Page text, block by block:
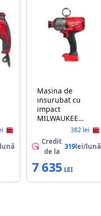
Masina de
insurubat cu
impact
MILWAUKEE
M18ONEFHIWH716-
382 lei
Credit
de la
319lei/lună
7 635